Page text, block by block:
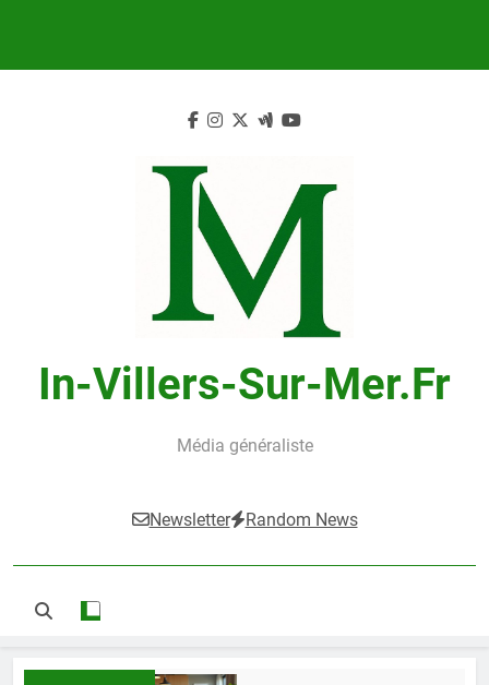
In-Villers-Sur-Mer.fr
Média généraliste
Newsletter Random News